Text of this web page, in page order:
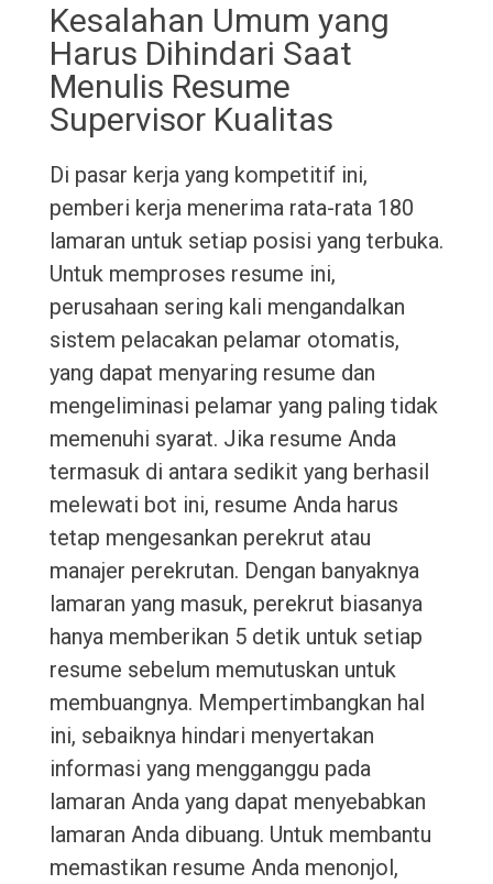
Kesalahan Umum yang
Harus Dihindari Saat
Menulis Resume
Supervisor Kualitas
Di pasar kerja yang kompetitif ini,
pemberi kerja menerima rata-rata 180
lamaran untuk setiap posisi yang terbuka.
Untuk memproses resume ini,
perusahaan sering kali mengandalkan
sistem pelacakan pelamar otomatis,
yang dapat menyaring resume dan
mengeliminasi pelamar yang paling tidak
memenuhi syarat. Jika resume Anda
termasuk di antara sedikit yang berhasil
melewati bot ini, resume Anda harus
tetap mengesankan perekrut atau
manajer perekrutan. Dengan banyaknya
lamaran yang masuk, perekrut biasanya
hanya memberikan 5 detik untuk setiap
resume sebelum memutuskan untuk
membuangnya. Mempertimbangkan hal
ini, sebaiknya hindari menyertakan
informasi yang mengganggu pada
lamaran Anda yang dapat menyebabkan
lamaran Anda dibuang. Untuk membantu
memastikan resume Anda menonjol,